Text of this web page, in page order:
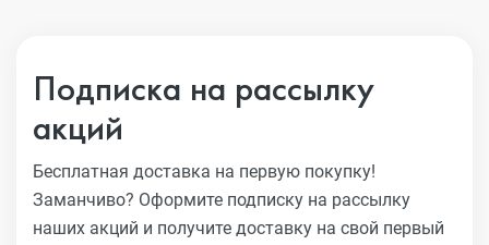
Подписка на рассылку
акций
Бесплатная доставка на первую покупку!
Заманчиво? Оформите подписку на рассылку
наших акций и получите доставку на свой первый